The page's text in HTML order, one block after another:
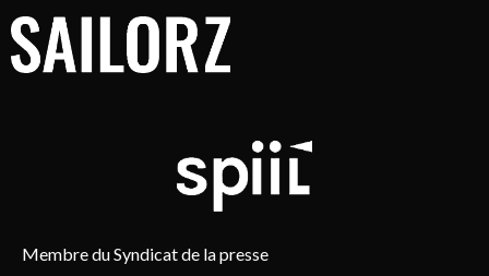
Membre du Syndicat de la presse